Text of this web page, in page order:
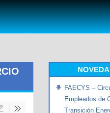
FAECYS –
Empleados de
Transición